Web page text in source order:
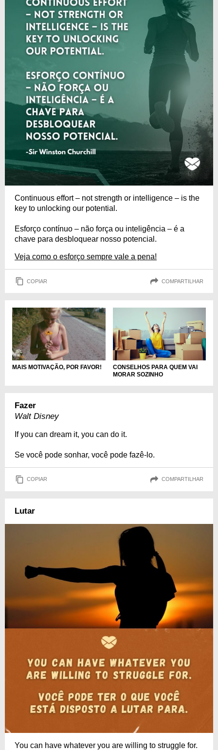
Continuous effort – not strength or intelligence – is the
key to unlocking our potential.
Esforço contínuo – não força ou inteligência – é a
chave para desbloquear nosso potencial.
Veja como o esforço sempre vale a pena!
COPIAR COMPARTILHAR
MAIS MOTIVAÇÃO, POR FAVOR!
CONSELHOS PARA QUEM VAI
MORAR SOZINHO
Fazer
Walt Disney
If you can dream it, you can do it.
Se você pode sonhar, você pode fazê-lo.
COPIAR COMPARTILHAR
Lutar
You can have whatever you are willing to struggle for.